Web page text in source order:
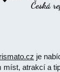
je
míst, atrakcí a